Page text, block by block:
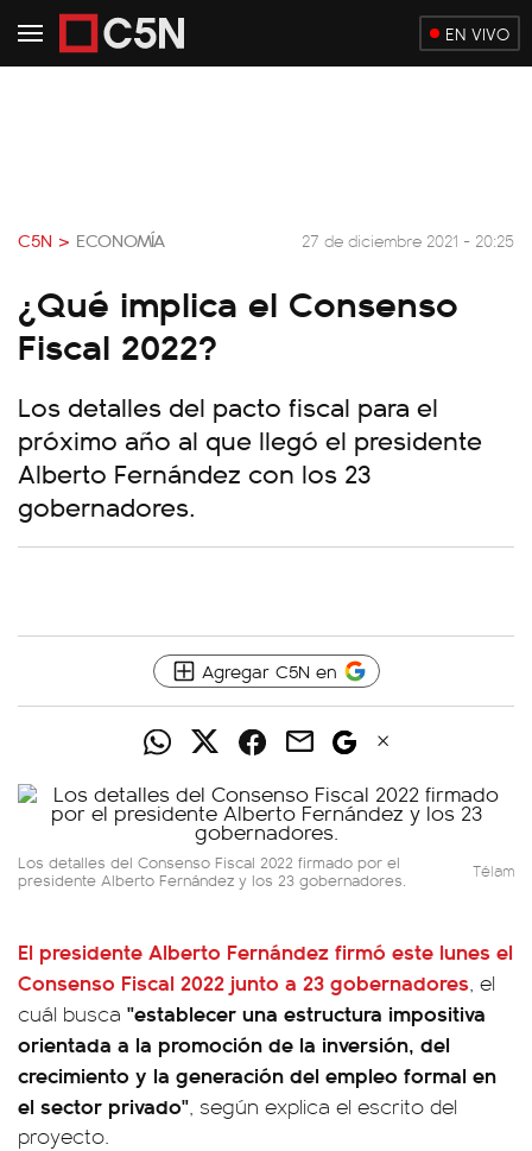
EN VIVO
C5N > ECONOMÍA 27 de diciembre 2021 - 20:25
¿Qué implica el Consenso
Fiscal 2022?
Los detalles del pacto fiscal para el
próximo año al que llegó el presidente
Alberto Fernández con los 23
gobernadores.
Agregar C5N en
Los detalles del Consenso Fiscal 2022 firmado por el
presidente Alberto Fernández y los 23 gobernadores. Télam
El presidente Alberto Fernández firmó este lunes el
Consenso Fiscal 2022 junto a 23 gobernadores, el
cuál busca "establecer una estructura impositiva
orientada a la promoción de la inversión, del
crecimiento y la generación del empleo formal en
el sector privado", según explica el escrito del
proyecto.